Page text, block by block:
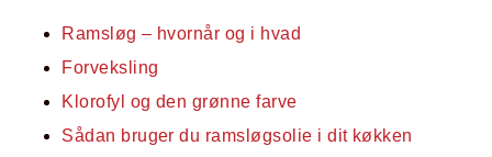
Ramsløg – hvornår og i hvad
Forveksling
Klorofyl og den grønne farve
Sådan bruger du ramsløgsolie i dit køkken